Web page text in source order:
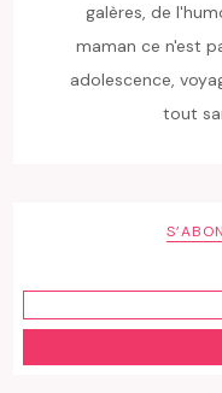
galères, de
maman ce n'est
adolescence,
tout